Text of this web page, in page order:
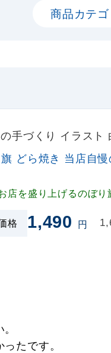
商品カテ
手づくり イラスト
どら焼き 当店自
店を盛り上げるのぼり
格 1,490 円
たです。